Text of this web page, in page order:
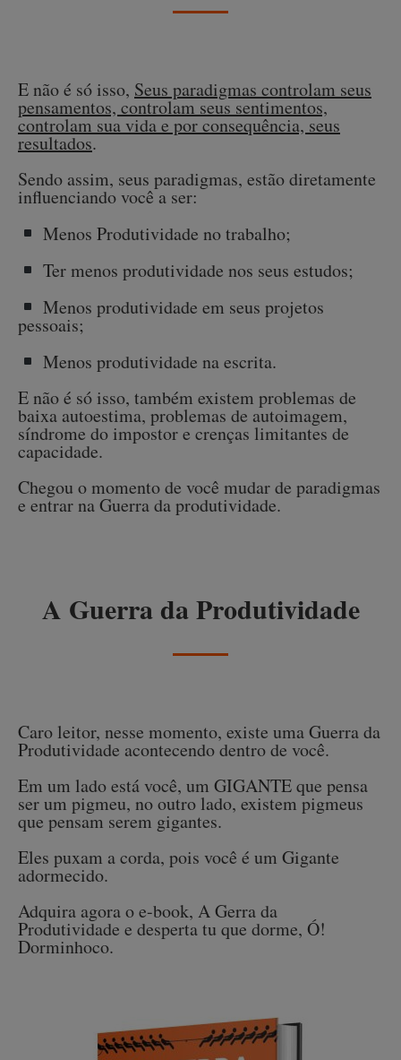
E não é só isso, Seus paradigmas controlam seus
pensamentos, controlam seus sentimentos,
controlam sua vida e por consequência, seus
resultados.
Sendo assim, seus paradigmas, estão diretamente
influenciando você a ser:
Menos Produtividade no trabalho;
Ter menos produtividade nos seus estudos;
Menos produtividade em seus projetos
pessoais;
Menos produtividade na escrita.
E não é só isso, também existem problemas de
baixa autoestima, problemas de autoimagem,
síndrome do impostor e crenças limitantes de
capacidade.
Chegou o momento de você mudar de paradigmas
e entrar na Guerra da produtividade.
A Guerra da Produtividade
Caro leitor, nesse momento, existe uma Guerra da
Produtividade acontecendo dentro de você.
Em um lado está você, um GIGANTE que pensa
ser um pigmeu, no outro lado, existem pigmeus
que pensam serem gigantes.
Eles puxam a corda, pois você é um Gigante
adormecido.
Adquira agora o e-book, A Gerra da
Produtividade e desperta tu que dorme, Ó!
Dorminhoco.